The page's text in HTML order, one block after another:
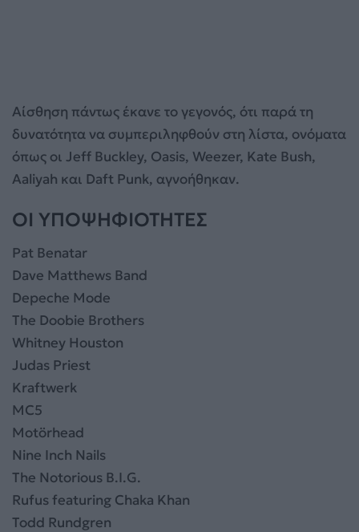
Αίσθηση πάντως έκανε το γεγονός, ότι παρά τη
δυνατότητα να συμπεριληφθούν στη λίστα, ονόματα
όπως οι Jeff Buckley, Oasis, Weezer, Kate Bush,
Aaliyah και Daft Punk, αγνοήθηκαν.
OI ΥΠΟΨΗΦΙΟΤΗΤΕΣ
Pat Benatar
Dave Matthews Band
Depeche Mode
The Doobie Brothers
Whitney Houston
Judas Priest
Kraftwerk
MC5
Motörhead
Nine Inch Nails
The Notorious B.I.G.
Rufus featuring Chaka Khan
Todd Rundgren